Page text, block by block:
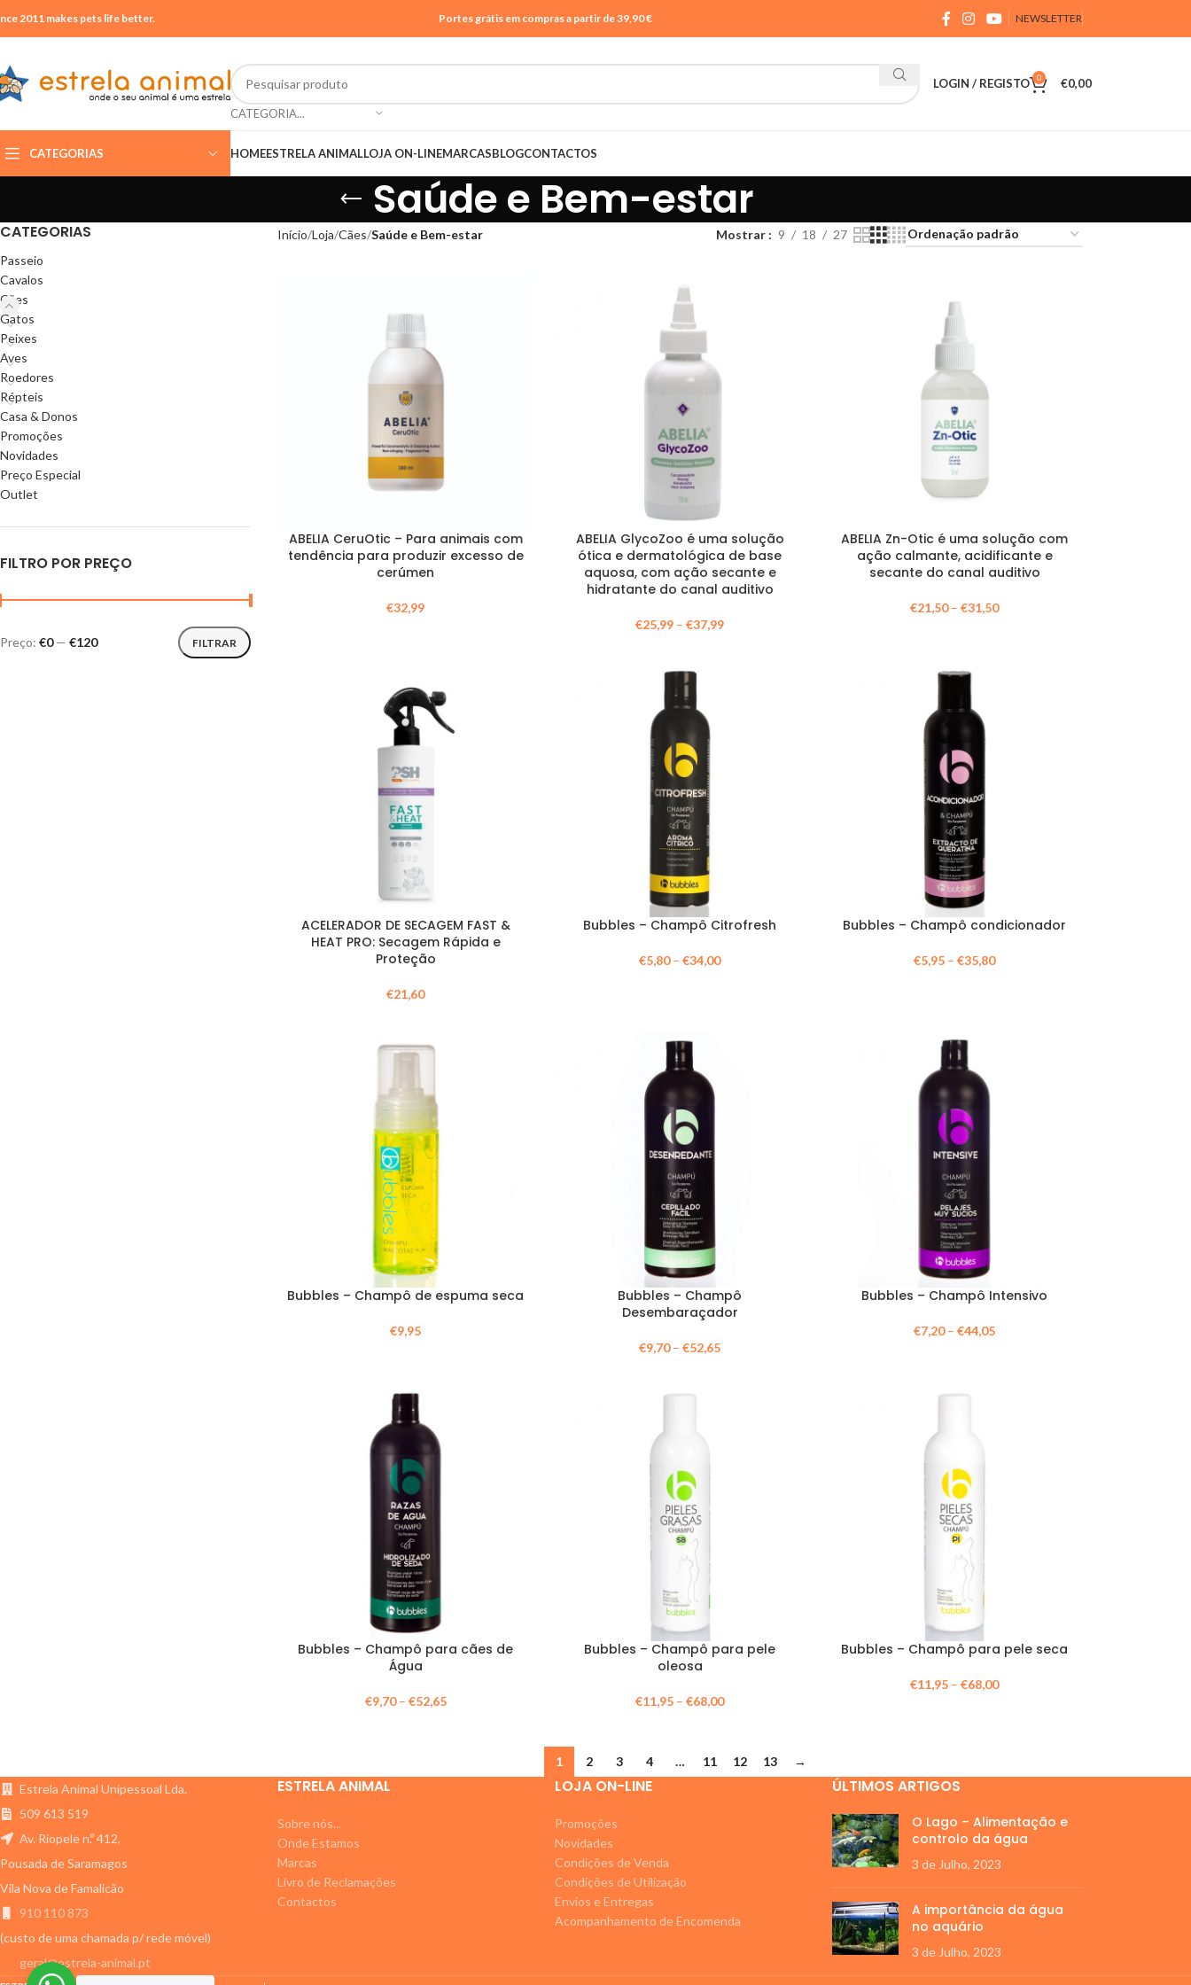
2011 makes pets life better. Portes grátis em compras a partir de 39,90 € NEWSLETTER
CATEGORIA...
LOGIN / REGISTO 0 €0,00
CATEGORIAS HOMEESTRELA ANIMALLOJA ON-LINEMARCASBLOGCONTACTOS
Saúde e Bem-estar
CATEGORIAS
Passeio
Cavalos
Cães
Gatos
Peixes
Aves
Roedores
Répteis
Casa & Donos
Promoções
Novidades
Preço Especial
Outlet
FILTRO POR PREÇO
FILTRAR
Preço: €0— €120
Início Loja Cães Saúde e Bem-estar Mostrar 9 18 27
ABELIA CeruOtic – Para animais com
tendência para produzir excesso de
cerúmen
€32,99
ABELIA GlycoZoo é uma solução
ótica e dermatológica de base
aquosa, com ação secante e
hidratante do canal auditivo
€25,99 –€37,99
ABELIA Zn-Otic é uma solução com
ação calmante, acidificante e
secante do canal auditivo
€21,50–€31,50
ACELERADOR DE SECAGEM FAST &
HEAT PRO: Secagem Rápida e
Proteção
€21,60
Bubbles – Champô Citrofresh
€5,80–€34,00
Bubbles – Champô condicionador
€5,95 –€35,80
Bubbles – Champô de espuma seca
€9,95
Bubbles – Champô
Desembaraçador
€9,70–€52,65
Bubbles – Champô Intensivo
€7,20–€44,05
Bubbles – Champô para cães de
Água
€9,70– €52,65
Bubbles – Champô para pele
oleosa
€11,95 –€68,00
Bubbles – Champô para pele seca
€11,95 –€68,00
1 2 3 4 … 11 12 13
→
Estrela Animal Unipessoal Lda.
509 613 519
Av. Riopele n.º 412,
Pousada de Saramagos
Vila Nova de Famalicão
910 110 873
(custo de uma chamada p/ rede móvel)
geral@estrela-animal.pt
ESTRELA ANIMAL
Sobre nós...
Onde Estamos
Marcas
Livro de Reclamações
Contactos
LOJA ON-LINE
Promoções
Novidades
Condições de Venda
Condições de Utilização
Envios e Entregas
Acompanhamento de Encomenda
ÚLTIMOS ARTIGOS
O Lago – Alimentação e
controlo da água
3 de Julho, 2023
A importância da água
no aquário
3 de Julho, 2023